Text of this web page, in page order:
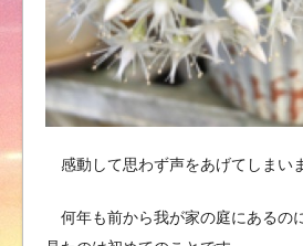
感動して思わず声をあげてしまい
何年も前から我が家の庭にあるの